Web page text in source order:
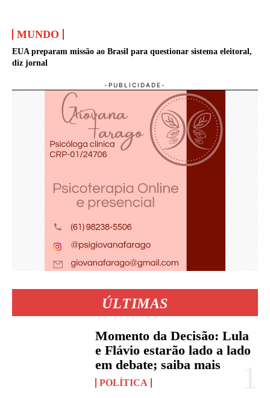
MUNDO
EUA preparam missão ao Brasil para questionar sistema eleitoral,
diz jornal
ÚLTIMAS
Momento da Decisão: Lula
e Flávio estarão lado a lado
em debate; saiba mais
POLÍTICA